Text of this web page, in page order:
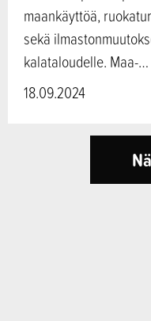
maankäyttöä,
sekä
kalataloudelle. Maa-…
18.09.2024